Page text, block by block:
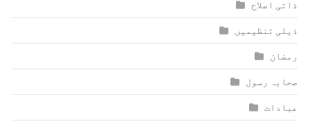
ذاتی اصلاح
ذیلی تنظیمیں
رمضان
صحابہ رسول
عبادات